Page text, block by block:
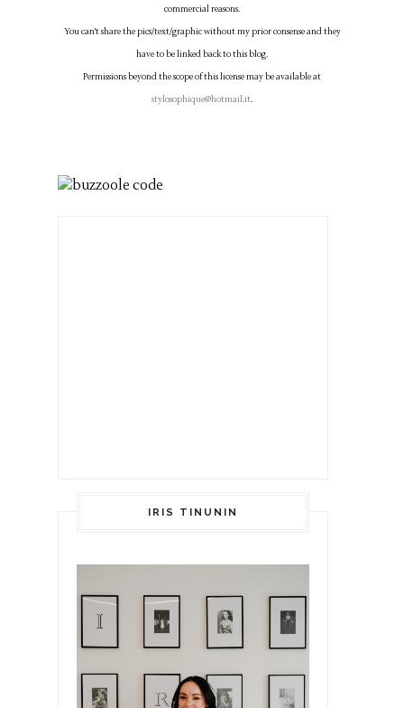
commercial reasons.
You can't share the pics/text/graphic without my prior consense and they
have to be linked back to this blog.
Permissions beyond the scope of this license may be available at
stylosophique@hotmail.it.
IRIS TINUNIN